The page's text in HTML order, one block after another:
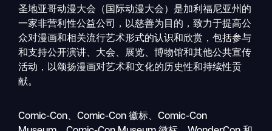
动
圣地亚哥动漫大会（国际动漫大会）是加利福尼亚州的
一家非营利性公益公司，以慈善为目的，致力于提高公
众对漫画和相关流行艺术形式的认识和欣赏，包括参与
和支持公开演讲、大会、展览、博物馆和其他公共宣传
活动，以颂扬漫画对艺术和文化的历史性和持续性贡
献。
Comic-Con、Comic-Con 徽标、Comic-Con